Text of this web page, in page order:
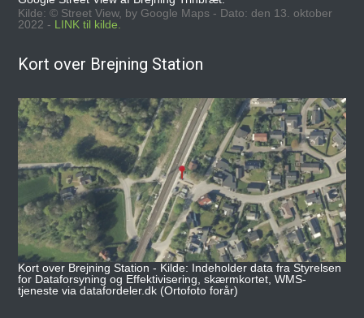
Kilde: © Street View, by Google Maps - Dato: den 13. oktober
2022 - LINK til kilde.
Kort over Brejning Station
Kort over Brejning Station - Kilde: Indeholder data fra Styrelsen
for Dataforsyning og Effektivisering, skærmkortet, WMS-
tjeneste via datafordeler.dk (Ortofoto forår)